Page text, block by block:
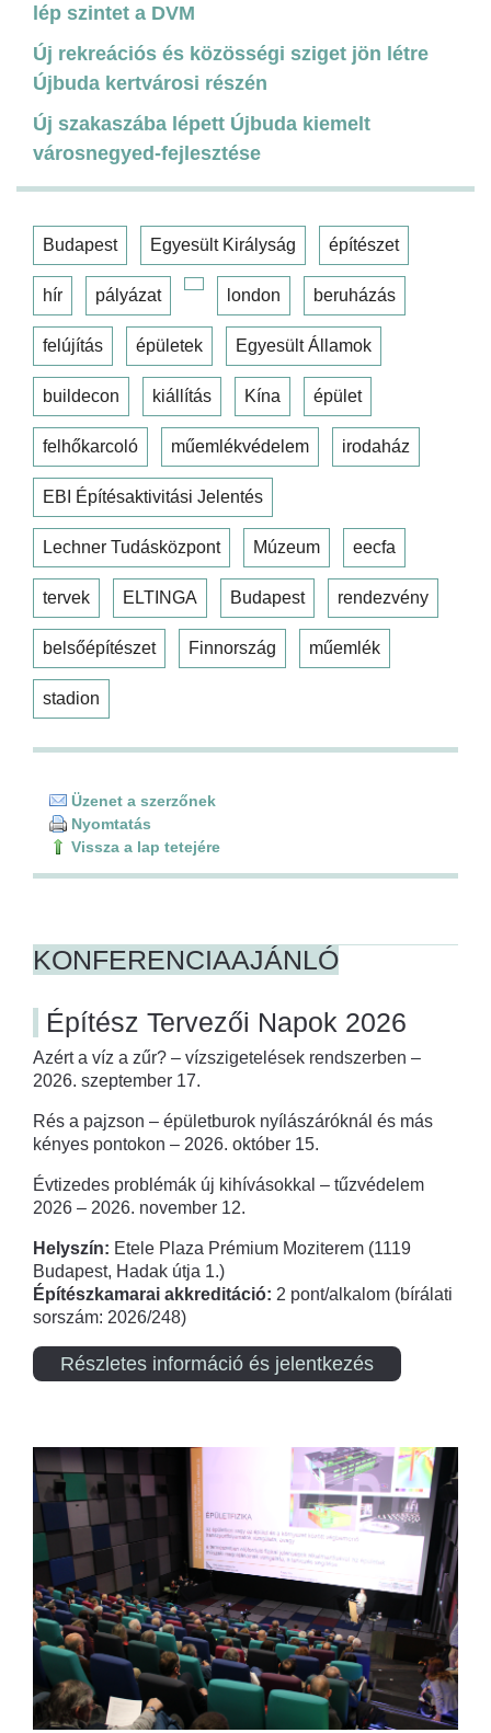
lép szintet a DVM
Új rekreációs és közösségi sziget jön létre
Újbuda kertvárosi részén
Új szakaszába lépett Újbuda kiemelt
városnegyed-fejlesztése
Budapest Egyesült Királyság építészet
hír pályázat london beruházás
felújítás épületek Egyesült Államok
buildecon kiállítás Kína épület
felhőkarcoló műemlékvédelem irodaház
EBI Építésaktivitási Jelentés
Lechner Tudásközpont Múzeum eecfa
tervek ELTINGA Budapest rendezvény
belsőépítészet Finnország műemlék
stadion
Üzenet a szerzőnek
Nyomtatás
Vissza a lap tetejére
KONFERENCIAAJÁNLÓ
Építész Tervezői Napok 2026
Azért a víz a zűr? – vízszigetelések rendszerben –
2026. szeptember 17.
Rés a pajzson – épületburok nyílászáróknál és más
kényes pontokon – 2026. október 15.
Évtizedes problémák új kihívásokkal – tűzvédelem
2026 – 2026. november 12.
Helyszín: Etele Plaza Prémium Moziterem (1119
Budapest, Hadak útja 1.)
Építészkamarai akkreditáció: 2 pont/alkalom (bírálati
sorszám: 2026/248)
Részletes információ és jelentkezés